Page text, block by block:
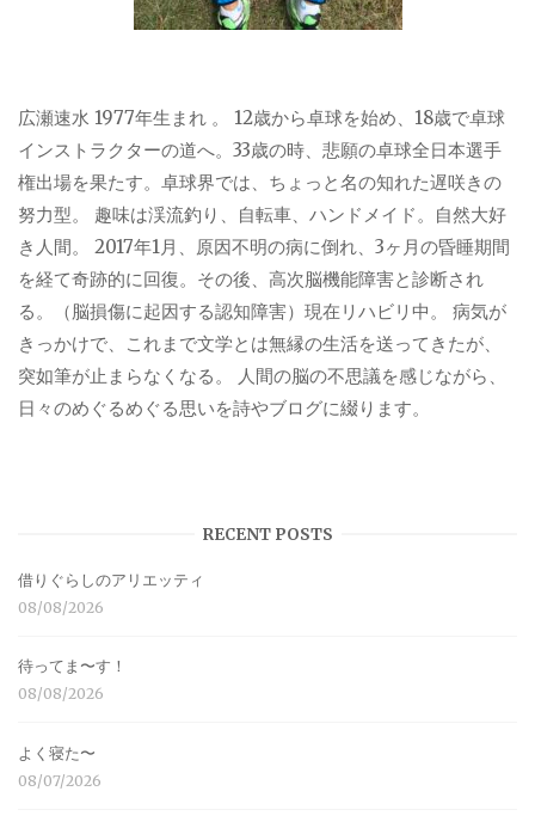
広瀬速水 1977年生まれ 。 12歳から卓球を始め、18歳で卓球
インストラクターの道へ。33歳の時、悲願の卓球全日本選手
権出場を果たす。卓球界では、ちょっと名の知れた遅咲きの
努力型。 趣味は渓流釣り、自転車、ハンドメイド。自然大好
き人間。 2017年1月、原因不明の病に倒れ、3ヶ月の昏睡期間
を経て奇跡的に回復。その後、高次脳機能障害と診断され
る。（脳損傷に起因する認知障害）現在リハビリ中。 病気が
きっかけで、これまで文学とは無縁の生活を送ってきたが、
突如筆が止まらなくなる。 人間の脳の不思議を感じながら、
日々のめぐるめぐる思いを詩やブログに綴ります。
RECENT POSTS
借りぐらしのアリエッティ
08/08/2026
待ってま〜す！
08/08/2026
よく寝た〜
08/07/2026